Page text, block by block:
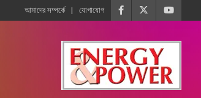
আমাদের সম্পর্কে যোগাযোগ